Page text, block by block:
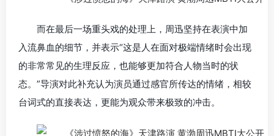
而在最后一场重头戏的处理上，周迅坚持在表演中加
入流鼻血的细节，并表示“这是人在面对极端情绪时会出现
的非常常见的生理反应，也能够更加符合人物当时的状
态。”导演对此补充认为演员通过感官所传达的情绪，相较
台词式的直接表达，更能为观众带来极致的冲击。